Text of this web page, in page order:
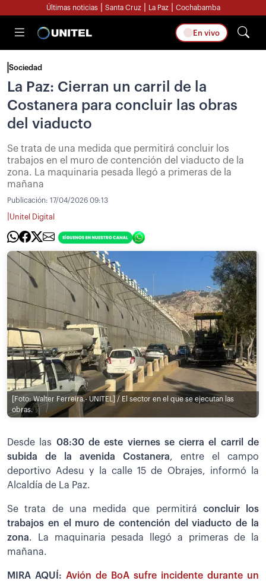
Últimas noticias Santa Cruz La Paz Cochabamba
En vivo
Sociedad
La Paz: Cierran un carril de la
Costanera para concluir las obras
del viaducto
Se trata de una medida que permitirá concluir los
trabajos en el muro de contención del viaducto de la
zona. La maquinaria pesada llegó a primeras de la
mañana
Publicación: 17/04/2026 09:13
Unitel Digital
[Foto: Walter Ferreira - UNITEL] / El sector en el que se ejecutan las
obras.
Desde las 08:30 de este viernes se cierra el carril de
subida de la avenida Costanera, entre el campo
deportivo Adesu y la calle 15 de Obrajes, informó la
Alcaldía de La Paz.
Se trata de una medida que permitirá concluir los
trabajos en el muro de contención del viaducto de la
zona. La maquinaria pesada llegó a primeras de la
mañana.
MIRA AQUÍ: Avión de BoA sufre incidente durante un